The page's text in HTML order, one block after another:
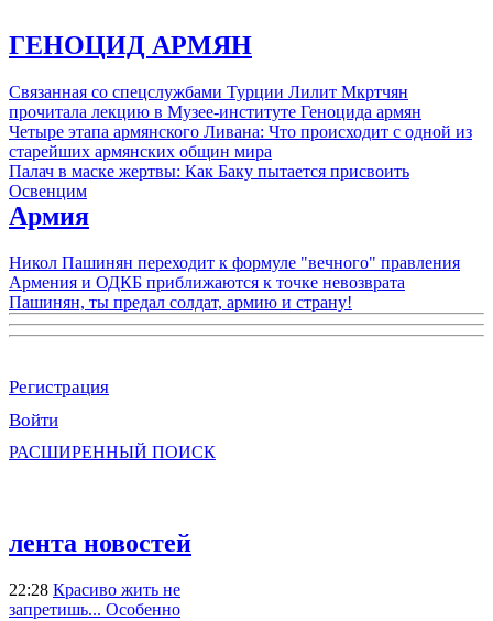
ГЕНОЦИД АРМЯН
Связанная со спецслужбами Турции Лилит Мкртчян
прочитала лекцию в Музее-институте Геноцида армян
Четыре этапа армянского Ливана: Что происходит с одной из
старейших армянских общин мира
Палач в маске жертвы: Как Баку пытается присвоить
Освенцим
Армия
Никол Пашинян переходит к формуле "вечного" правления
Армения и ОДКБ приближаются к точке невозврата
Пашинян, ты предал солдат, армию и страну!
Регистрация
Войти
РАСШИРЕННЫЙ ПОИСК
лента новостей
22:28 Красиво жить не
запретишь... Особенно